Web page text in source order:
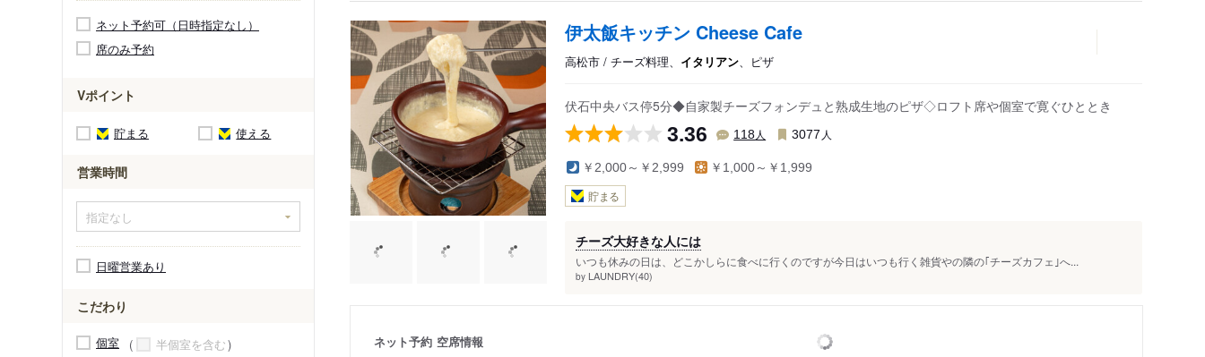
ネット予約可（日時指定なし）
席のみ予約
Vポイント
貯まる 使える
営業時間
日曜営業あり
こだわり
個室
半個室を含む
伊太飯キッチン Cheese Cafe
高松市 / チーズ料理、 イタリアン、ピザ
伏石中央バス停5分◆自家製チーズフォンデュと熟成生地のピザ◇ロフト席や個室で寛ぐひととき
3.36 118人 3077 人
￥2,000～￥2,999 ￥1,000～￥1,999
貯まる
チーズ大好きな人には
いつも休みの日は、どこかしらに食べに行くのですが今日はいつも行く雑貨やの隣の｢チーズカフェ｣へ...
by LAUNDRY(40)
ネット予約 空席情報